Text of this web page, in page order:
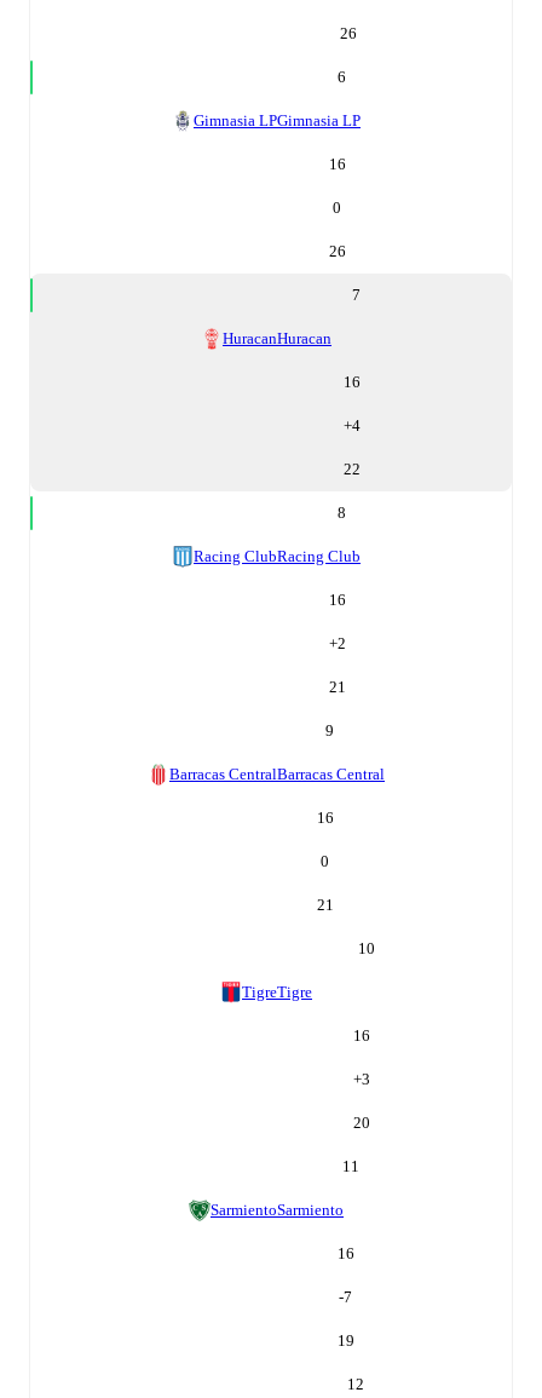
26
6
Gimnasia LPGimnasia LP
16
0
26
7
HuracanHuracan
16
+4
22
8
Racing ClubRacing Club
16
+2
21
9
Barracas CentralBarracas Central
16
0
21
10
TigreTigre
16
+3
20
11
SarmientoSarmiento
16
-7
19
12